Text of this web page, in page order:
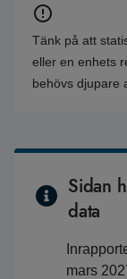
Tänk på att
eller en enhets
behövs djupare
Sidan
data
mars